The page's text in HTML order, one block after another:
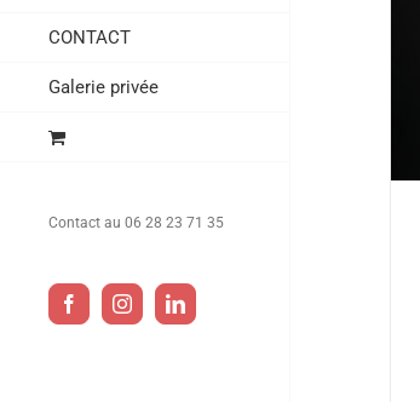
CONTACT
Galerie privée
Contact au 06 28 23 71 35
FacebookInstagramLinkedIn